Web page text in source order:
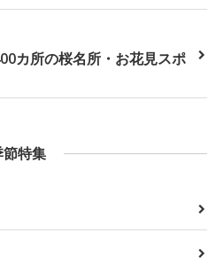
カ所の桜名所・お花見スポ
節特集